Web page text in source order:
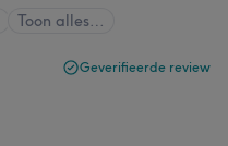
Toon alles…
Geverifieerde review